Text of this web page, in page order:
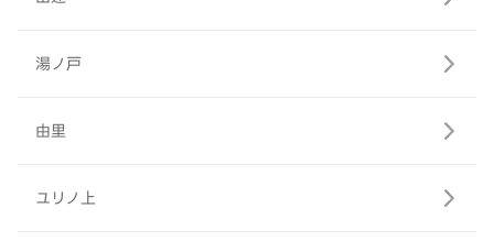
湯ノ戸
由里
ユリノ上